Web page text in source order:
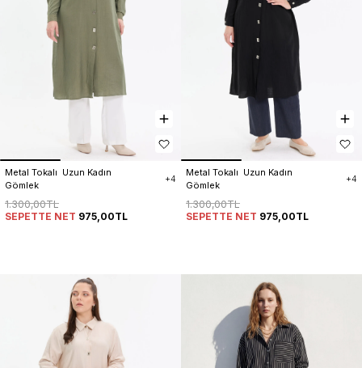
Metal Tokalı  Uzun Kadın
Gömlek
+4
1.300,00TL
SEPETTE NET 975,00TL
Metal Tokalı  Uzun Kadın
Gömlek
+4
1.300,00TL
SEPETTE NET 975,00TL